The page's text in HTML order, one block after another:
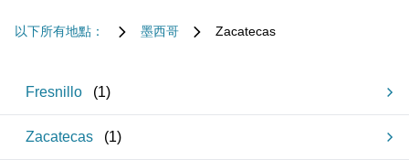
以下所有地點： 墨西哥 Zacatecas
Fresnillo (1)
Zacatecas (1)